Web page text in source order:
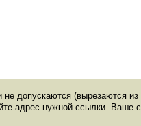
не допускаются (вырезаются
адрес нужной ссылки. Ваше